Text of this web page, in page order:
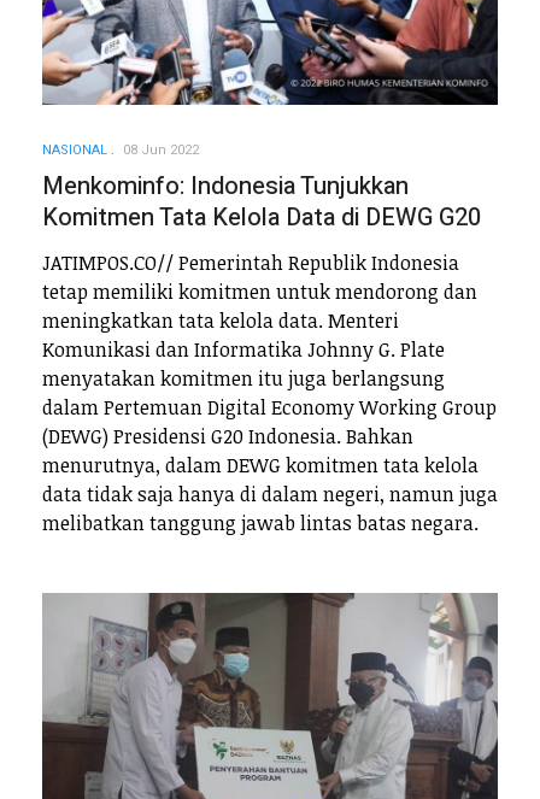
NASIONAL 08 Jun 2022
Menkominfo: Indonesia Tunjukkan
Komitmen Tata Kelola Data di DEWG G20
JATIMPOS.CO// Pemerintah Republik Indonesia
tetap memiliki komitmen untuk mendorong dan
meningkatkan tata kelola data. Menteri
Komunikasi dan Informatika Johnny G. Plate
menyatakan komitmen itu juga berlangsung
dalam Pertemuan Digital Economy Working Group
(DEWG) Presidensi G20 Indonesia. Bahkan
menurutnya, dalam DEWG komitmen tata kelola
data tidak saja hanya di dalam negeri, namun juga
melibatkan tanggung jawab lintas batas negara.